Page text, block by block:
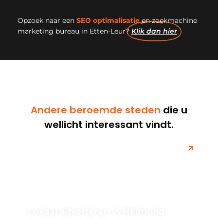
Opzoek naar een SEO optimalisatieen zoekmachine
marketing bureau in Etten-Leur? Klik dan hier
Andere beroemde steden die u
wellicht interessant vindt.